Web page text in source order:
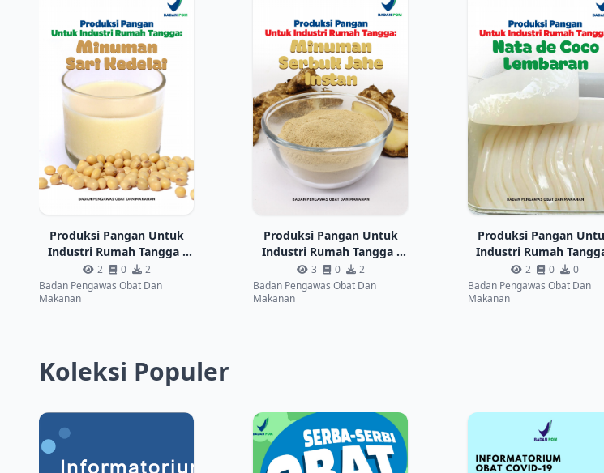
Produksi Pangan Untuk
Industri Rumah Tangga :
Minuman Sari Kedelai
2 0
2
Badan Pengawas Obat Dan
Makanan
Produksi Pangan Untuk
Industri Rumah Tangga :
Minuman Serbuk Jahe
Instan
3 0
2
Badan Pengawas Obat Dan
Makanan
Produksi Pangan
Industri Rumah
Nata De Coco Lembaran
2 0
0
Badan Pengawas Obat Dan
Makanan
Koleksi Populer